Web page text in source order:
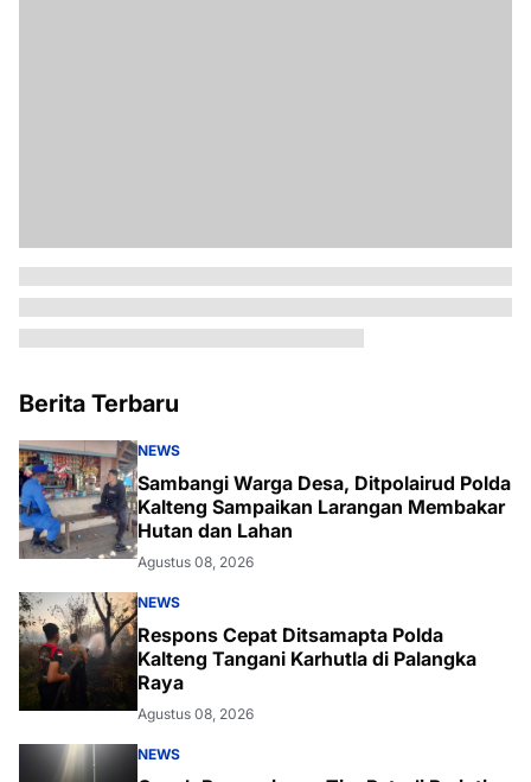
Berita Terbaru
NEWS
Sambangi Warga Desa, Ditpolairud Polda
Kalteng Sampaikan Larangan Membakar
Hutan dan Lahan
Agustus 08, 2026
NEWS
Respons Cepat Ditsamapta Polda
Kalteng Tangani Karhutla di Palangka
Raya
Agustus 08, 2026
NEWS